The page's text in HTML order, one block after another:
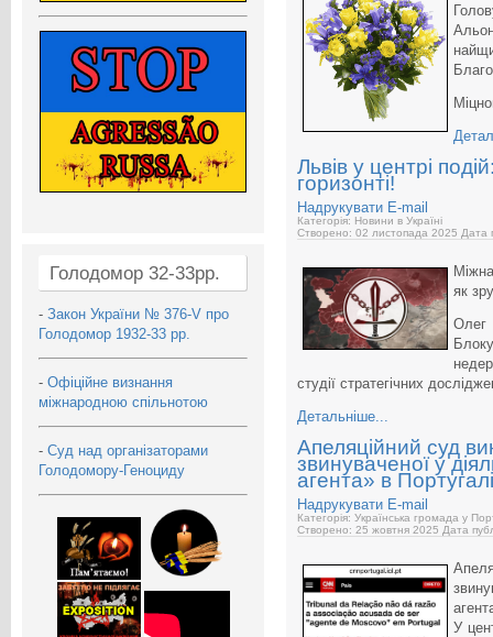
Голодомор 32-33рр.
- Закон України № 376-V про
Голодомор 1932-33 рр.
- Офіційне визнання
міжнародною спільнотою
- Суд над організаторами
Голодомору-Геноциду
Львів у центрі
горизонті!
Надрукувати E-mail
Категорія: Новини в Україні
Створено: 02 листопада 2025 Дата
як
Олег
студії стратегічних
Детальніше...
Апеляційний суд
звинуваченої у
агента» в Португалі
Надрукувати E-mail
Категорія: Українська громада у
Створено: 25 жовтня 2025 Дата
У